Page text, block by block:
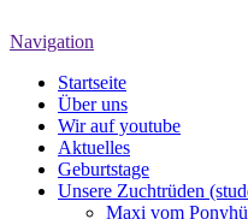
Navigation
Startseite
Über uns
Wir auf youtube
Aktuelles
Geburtstage
Unsere Zuchtrüden
Maxi vom